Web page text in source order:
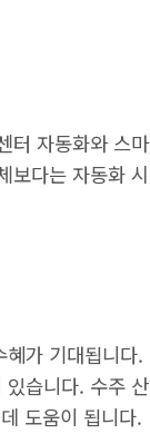
터 자동화와 스마
보다는 자동화 시
가 기대됩니다.
있습니다. 수주 산
도움이 됩니다.